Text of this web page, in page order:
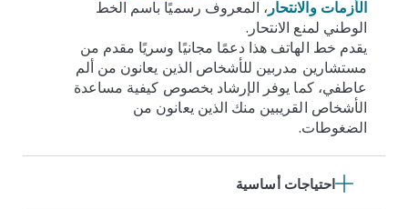
الأزمات والانتحار ، المعروف رسميًا باسم الخط
الوطني لمنع الانتحار.
يقدم خط الهاتف هذا دعمًا مجانيًا وسريًا مقدم من
مستشارين مدربين للأشخاص الذين يعانون من ألم
عاطفي، كما يوفر الإرشاد بخصوص كيفية مساعدة
الأشخاص القريبين منك الذين يعانون من
الضغوطات.
احتياجات أساسية